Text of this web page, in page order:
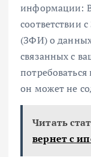
информации:
соответствии
(ЗФИ) о
связанных с
он может не
Читать
вернет с